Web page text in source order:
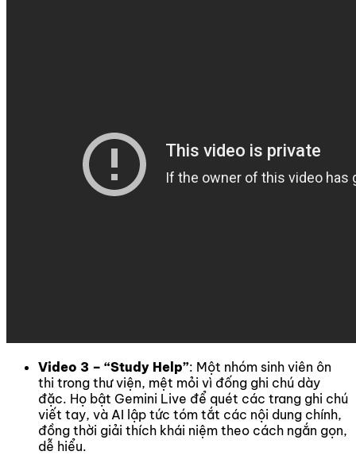
Video 3 – “Study Help”: Một nhóm sinh viên ôn
thi trong thư viện, mệt mỏi vì đống ghi chú dày
đặc. Họ bật Gemini Live để quét các trang ghi chú
viết tay, và AI lập tức tóm tắt các nội dung chính,
đồng thời giải thích khái niệm theo cách ngắn gọn,
dễ hiểu.